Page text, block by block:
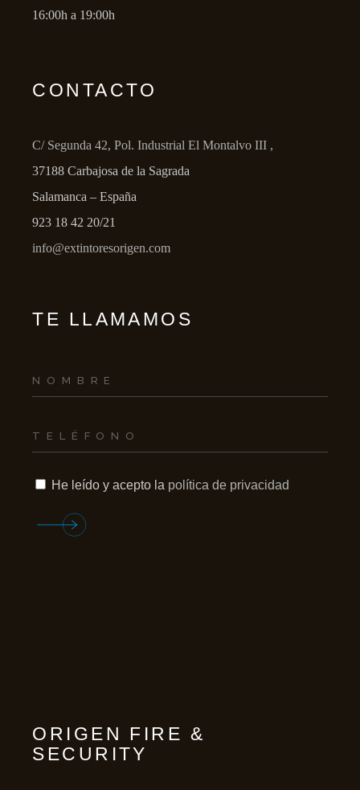
16:00h a 19:00h
CONTACTO
C/ Segunda 42, Pol. Industrial El Montalvo III ,
37188 Carbajosa de la Sagrada
Salamanca – España
923 18 42 20/21
info@extintoresorigen.com
TE LLAMAMOS
He leído y acepto la política de privacidad
ORIGEN FIRE &
SECURITY